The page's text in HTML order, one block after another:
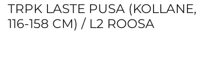
TRPK LASTE PUSA (KOLLANE,
116-158 CM) / L2 ROOSA